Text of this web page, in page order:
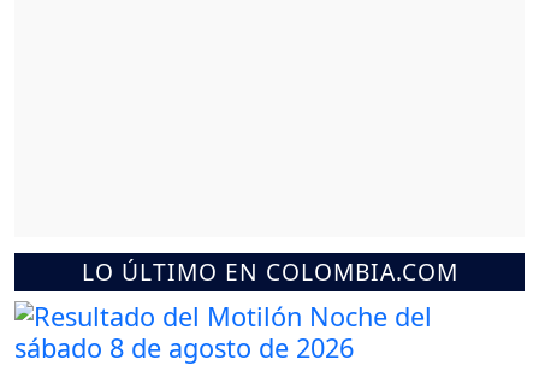
LO ÚLTIMO EN COLOMBIA.COM